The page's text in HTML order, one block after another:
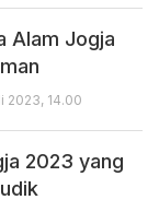
Alam Jogja
2023, 14.00
2023 yang